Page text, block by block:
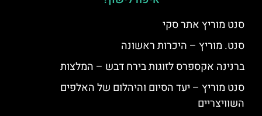
סנט מוריץ אתר סקי
סנט. מוריץ – היכרות ראשונה
ברנינה אקספרס לזוגות בירח דבש – המלצות
סנט מוריץ – יעד הסיום והיהלום של האלפים
השוויצריים